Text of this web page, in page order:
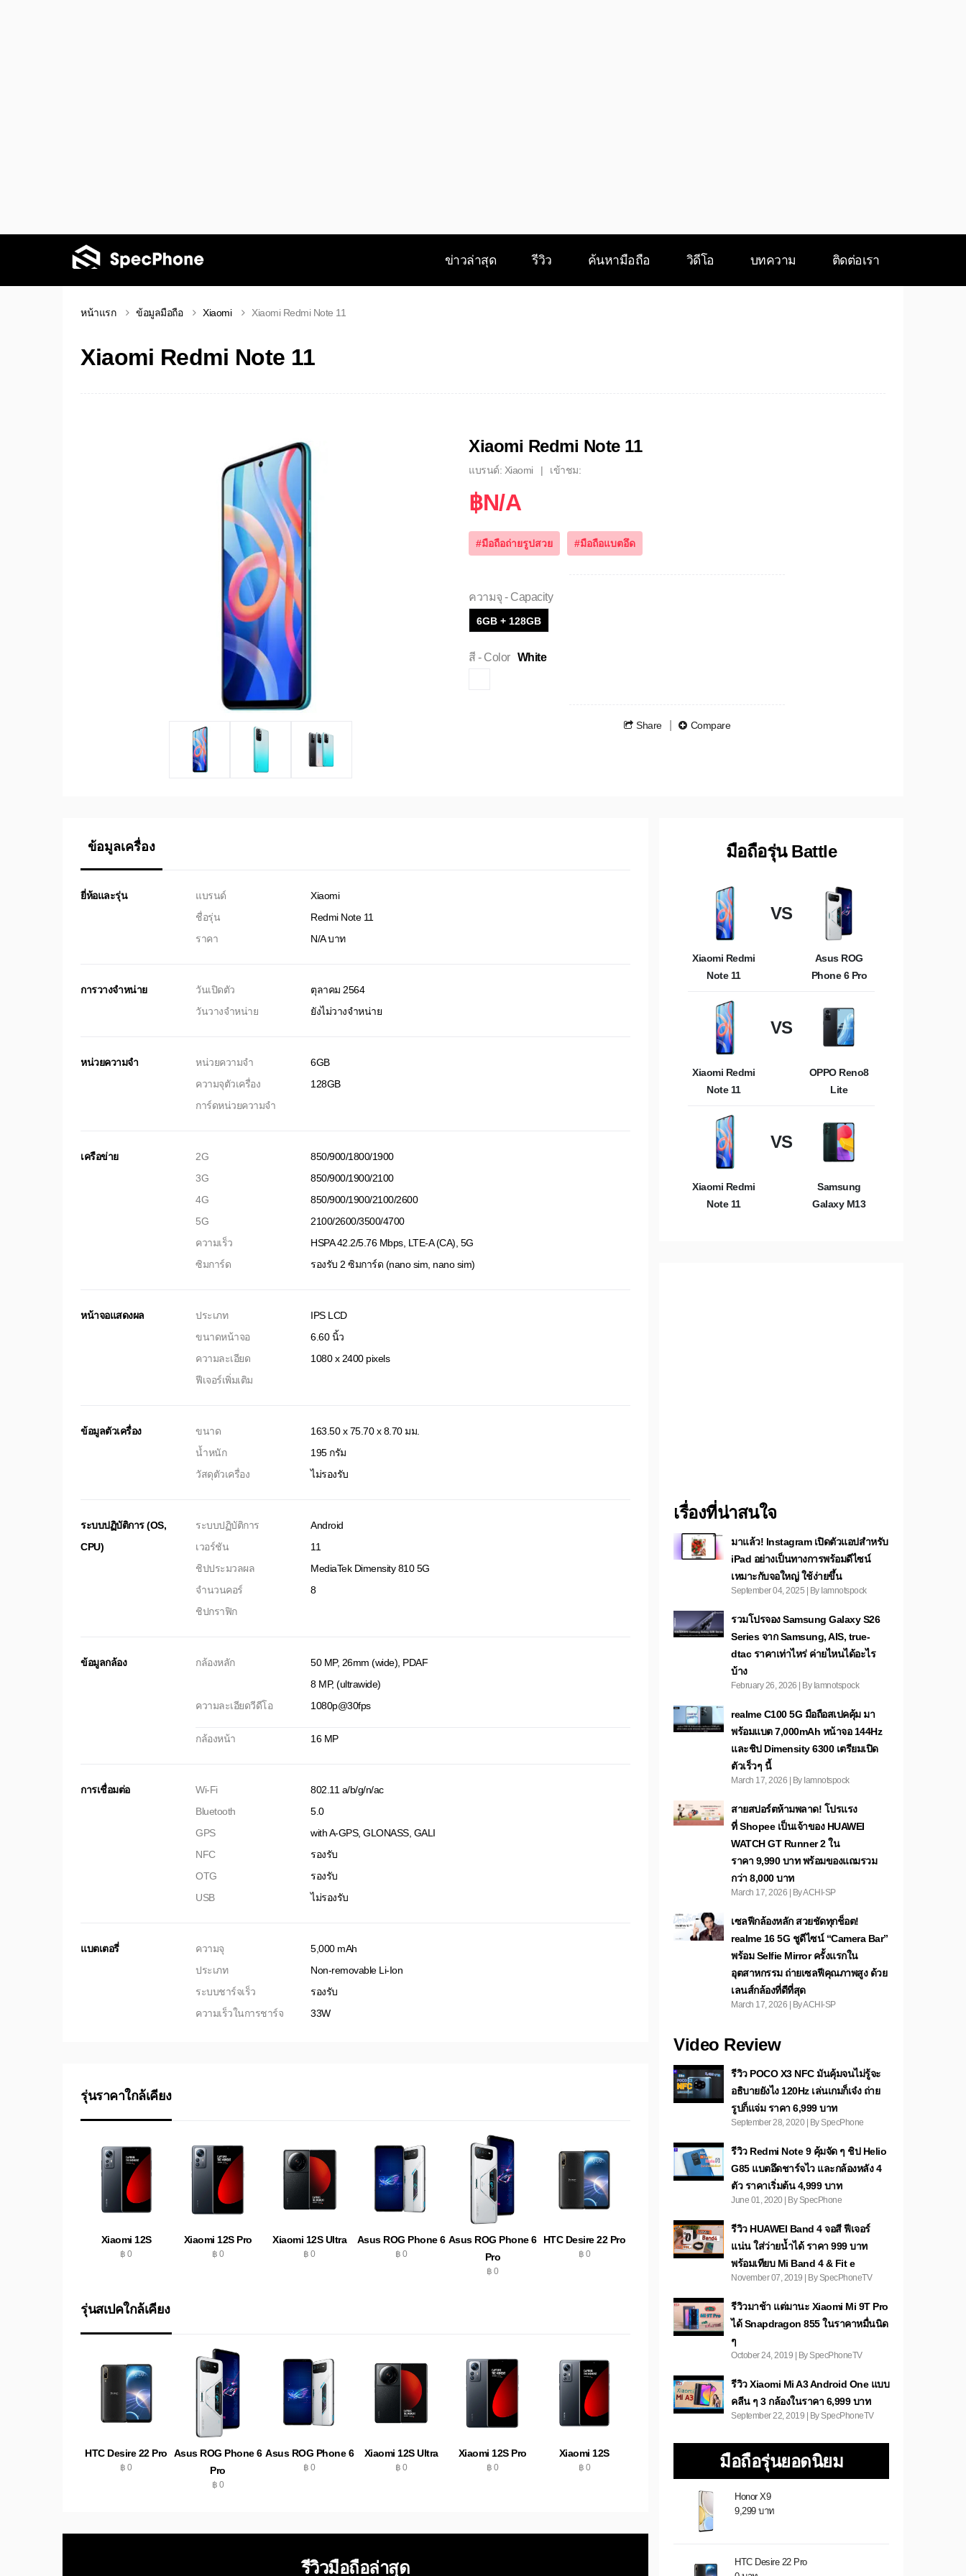
ข่าวล่าสุด รีวิว ค้นหามือถือ วิดีโอ บทความ ติดต่อเรา
หน้าแรก ข้อมูลมือถือ Xiaomi Xiaomi Redmi Note 11
Xiaomi Redmi Note 11
Xiaomi Redmi Note 11
แบรนด์: Xiaomi เข้าชม:
฿N/A
#มือถือถ่ายรูปสวย #มือถือแบตอึด
ความจุ - Capacity
6GB + 128GB
สี - Color White
Share Compare
ข้อมูลเครื่อง
ยี่ห้อและรุ่น แบรนด์
Xiaomi
ชื่อรุ่น
Redmi Note 11
ราคา
N/A บาท
การวางจำหน่าย วันเปิดตัว
ตุลาคม 2564
วันวางจำหน่าย
ยังไม่วางจำหน่าย
หน่วยความจำ หน่วยความจำ
6GB
ความจุตัวเครื่อง
128GB
การ์ดหน่วยความจำ
เครือข่าย 2G
850/900/1800/1900
3G
850/900/1900/2100
4G
850/900/1900/2100/2600
5G
2100/2600/3500/4700
ความเร็ว
HSPA 42.2/5.76 Mbps, LTE-A (CA), 5G
ซิมการ์ด
รองรับ 2 ซิมการ์ด (nano sim, nano sim)
หน้าจอแสดงผล ประเภท
IPS LCD
ขนาดหน้าจอ
6.60 นิ้ว
ความละเอียด
1080 x 2400 pixels
ฟีเจอร์เพิ่มเติม
ข้อมูลตัวเครื่อง ขนาด
163.50 x 75.70 x 8.70 มม.
น้ำหนัก
195 กรัม
วัสดุตัวเครื่อง
ไม่รองรับ
ระบบปฏิบัติการ (OS,
CPU)
ระบบปฏิบัติการ
Android
เวอร์ชัน
11
ชิปประมวลผล
MediaTek Dimensity 810 5G
จำนวนคอร์
8
ชิปกราฟิก
ข้อมูลกล้อง กล้องหลัก
50 MP, 26mm (wide), PDAF
8 MP, (ultrawide)
ความละเอียดวีดีโอ
1080p@30fps
กล้องหน้า 16 MP
การเชื่อมต่อ Wi-Fi
802.11 a/b/g/n/ac
Bluetooth
5.0
GPS
with A-GPS, GLONASS, GALI
NFC
รองรับ
OTG
รองรับ
USB
ไม่รองรับ
แบตเตอรี่ ความจุ
5,000 mAh
ประเภท
Non-removable Li-Ion
ระบบชาร์จเร็ว
รองรับ
ความเร็วในการชาร์จ
33W
รุ่นราคาใกล้เคียง
Xiaomi 12S
฿ 0
Xiaomi 12S Pro
฿ 0
Xiaomi 12S Ultra
฿ 0
Asus ROG Phone 6
฿ 0
Asus ROG Phone 6
Pro
฿ 0
HTC Desire 22 Pro
฿ 0
รุ่นสเปคใกล้เคียง
HTC Desire 22 Pro
฿ 0
Asus ROG Phone 6
Pro
฿ 0
Asus ROG Phone 6
฿ 0
Xiaomi 12S Ultra
฿ 0
Xiaomi 12S Pro
฿ 0
Xiaomi 12S
฿ 0
รีวิวมือถือล่าสุด
มือถือรุ่น Battle
Xiaomi Redmi
Note 11
VS
Asus ROG
Phone 6 Pro
Xiaomi Redmi
Note 11
VS
OPPO Reno8
Lite
Xiaomi Redmi
Note 11
VS
Samsung
Galaxy M13
เรื่องที่น่าสนใจ
มาแล้ว! Instagram เปิดตัวแอปสำหรับ
iPad อย่างเป็นทางการพร้อมดีไซน์
เหมาะกับจอใหญ่ ใช้ง่ายขึ้น
September 04, 2025 | By Iamnotspock
รวมโปรจอง Samsung Galaxy S26
Series จาก Samsung, AIS, true-
dtac ราคาเท่าไหร่ ค่ายไหนได้อะไร
บ้าง
February 26, 2026 | By Iamnotspock
realme C100 5G มือถือสเปคคุ้ม มา
พร้อมแบต 7,000mAh หน้าจอ 144Hz
และชิป Dimensity 6300 เตรียมเปิด
ตัวเร็วๆ นี้
March 17, 2026 | By Iamnotspock
สายสปอร์ตห้ามพลาด! โปรแรง
ที่ Shopee เป็นเจ้าของ HUAWEI
WATCH GT Runner 2 ใน
ราคา 9,990 บาท พร้อมของแถมรวม
กว่า 8,000 บาท
March 17, 2026 | By ACHI-SP
เซลฟีกล้องหลัก สวยชัดทุกช็อต!
realme 16 5G ชูดีไซน์ “Camera Bar”
พร้อม Selfie Mirror ครั้งแรกใน
อุตสาหกรรม ถ่ายเซลฟีคุณภาพสูง ด้วย
เลนส์กล้องที่ดีที่สุด
March 17, 2026 | By ACHI-SP
Video Review
รีวิว POCO X3 NFC มันคุ้มจนไม่รู้จะ
อธิบายยังไง 120Hz เล่นเกมก็เจ๋ง ถ่าย
รูปก็แจ่ม ราคา 6,999 บาท
September 28, 2020 | By SpecPhone
รีวิว Redmi Note 9 คุ้มจัด ๆ ชิป Helio
G85 แบตอึดชาร์จไว และกล้องหลัง 4
ตัว ราคาเริ่มต้น 4,999 บาท
June 01, 2020 | By SpecPhone
รีวิว HUAWEI Band 4 จอสี ฟีเจอร์
แน่น ใส่ว่ายน้ำได้ ราคา 999 บาท
พร้อมเทียบ Mi Band 4 & Fit e
November 07, 2019 | By SpecPhoneTV
รีวิวมาช้า แต่มานะ Xiaomi Mi 9T Pro
ได้ Snapdragon 855 ในราคาหมื่นนิด
ๆ
October 24, 2019 | By SpecPhoneTV
รีวิว Xiaomi Mi A3 Android One แบบ
คลีน ๆ 3 กล้องในราคา 6,999 บาท
September 22, 2019 | By SpecPhoneTV
มือถือรุ่นยอดนิยม
Honor X9
9,299 บาท
HTC Desire 22 Pro